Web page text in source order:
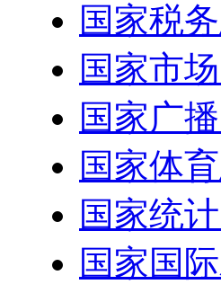
国家税
国家市
国家广
国家体
国家统
国家国